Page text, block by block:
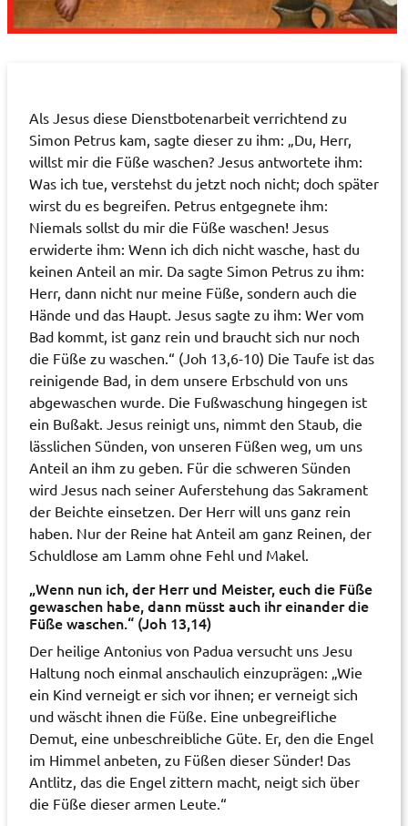
Als Jesus diese Dienstbotenarbeit verrichtend zu
Simon Petrus kam, sagte dieser zu ihm: „Du, Herr,
willst mir die Füße waschen? Jesus antwortete ihm:
Was ich tue, verstehst du jetzt noch nicht; doch später
wirst du es begreifen. Petrus entgegnete ihm:
Niemals sollst du mir die Füße waschen! Jesus
erwiderte ihm: Wenn ich dich nicht wasche, hast du
keinen Anteil an mir. Da sagte Simon Petrus zu ihm:
Herr, dann nicht nur meine Füße, sondern auch die
Hände und das Haupt. Jesus sagte zu ihm: Wer vom
Bad kommt, ist ganz rein und braucht sich nur noch
die Füße zu waschen.“ (Joh 13,6-10) Die Taufe ist das
reinigende Bad, in dem unsere Erbschuld von uns
abgewaschen wurde. Die Fußwaschung hingegen ist
ein Bußakt. Jesus reinigt uns, nimmt den Staub, die
lässlichen Sünden, von unseren Füßen weg, um uns
Anteil an ihm zu geben. Für die schweren Sünden
wird Jesus nach seiner Auferstehung das Sakrament
der Beichte einsetzen. Der Herr will uns ganz rein
haben. Nur der Reine hat Anteil am ganz Reinen, der
Schuldlose am Lamm ohne Fehl und Makel.
„Wenn nun ich, der Herr und Meister, euch die Füße
gewaschen habe, dann müsst auch ihr einander die
Füße waschen.“ (Joh 13,14)
Der heilige Antonius von Padua versucht uns Jesu
Haltung noch einmal anschaulich einzuprägen: „Wie
ein Kind verneigt er sich vor ihnen; er verneigt sich
und wäscht ihnen die Füße. Eine unbegreifliche
Demut, eine unbeschreibliche Güte. Er, den die Engel
im Himmel anbeten, zu Füßen dieser Sünder! Das
Antlitz, das die Engel zittern macht, neigt sich über
die Füße dieser armen Leute.“